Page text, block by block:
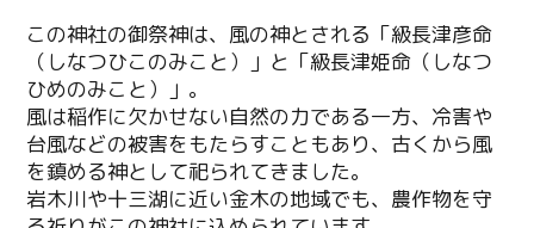
この神社の御祭神は、風の神とされる「級長津彦命
（しなつひこのみこと）」と「級長津姫命（しなつ
ひめのみこと）」。
風は稲作に欠かせない自然の力である一方、冷害や
台風などの被害をもたらすこともあり、古くから風
を鎮める神として祀られてきました。
岩木川や十三湖に近い金木の地域でも、農作物を守